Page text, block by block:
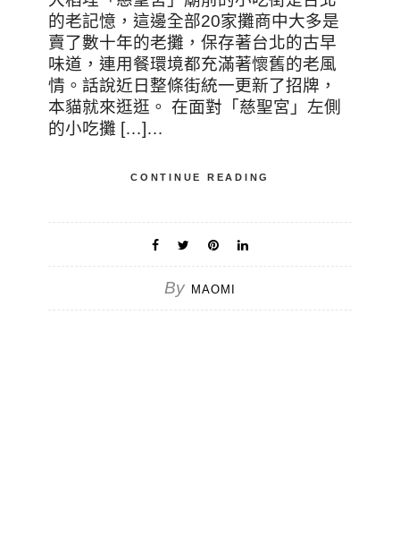
的老記憶，這邊全部20家攤商中大多是
賣了數十年的老攤，保存著台北的古早
味道，連用餐環境都充滿著懷舊的老風
情。話說近日整條街統一更新了招牌，
本貓就來逛逛。 在面對「慈聖宮」左側
的小吃攤 […]…
CONTINUE READING
By MAOMI